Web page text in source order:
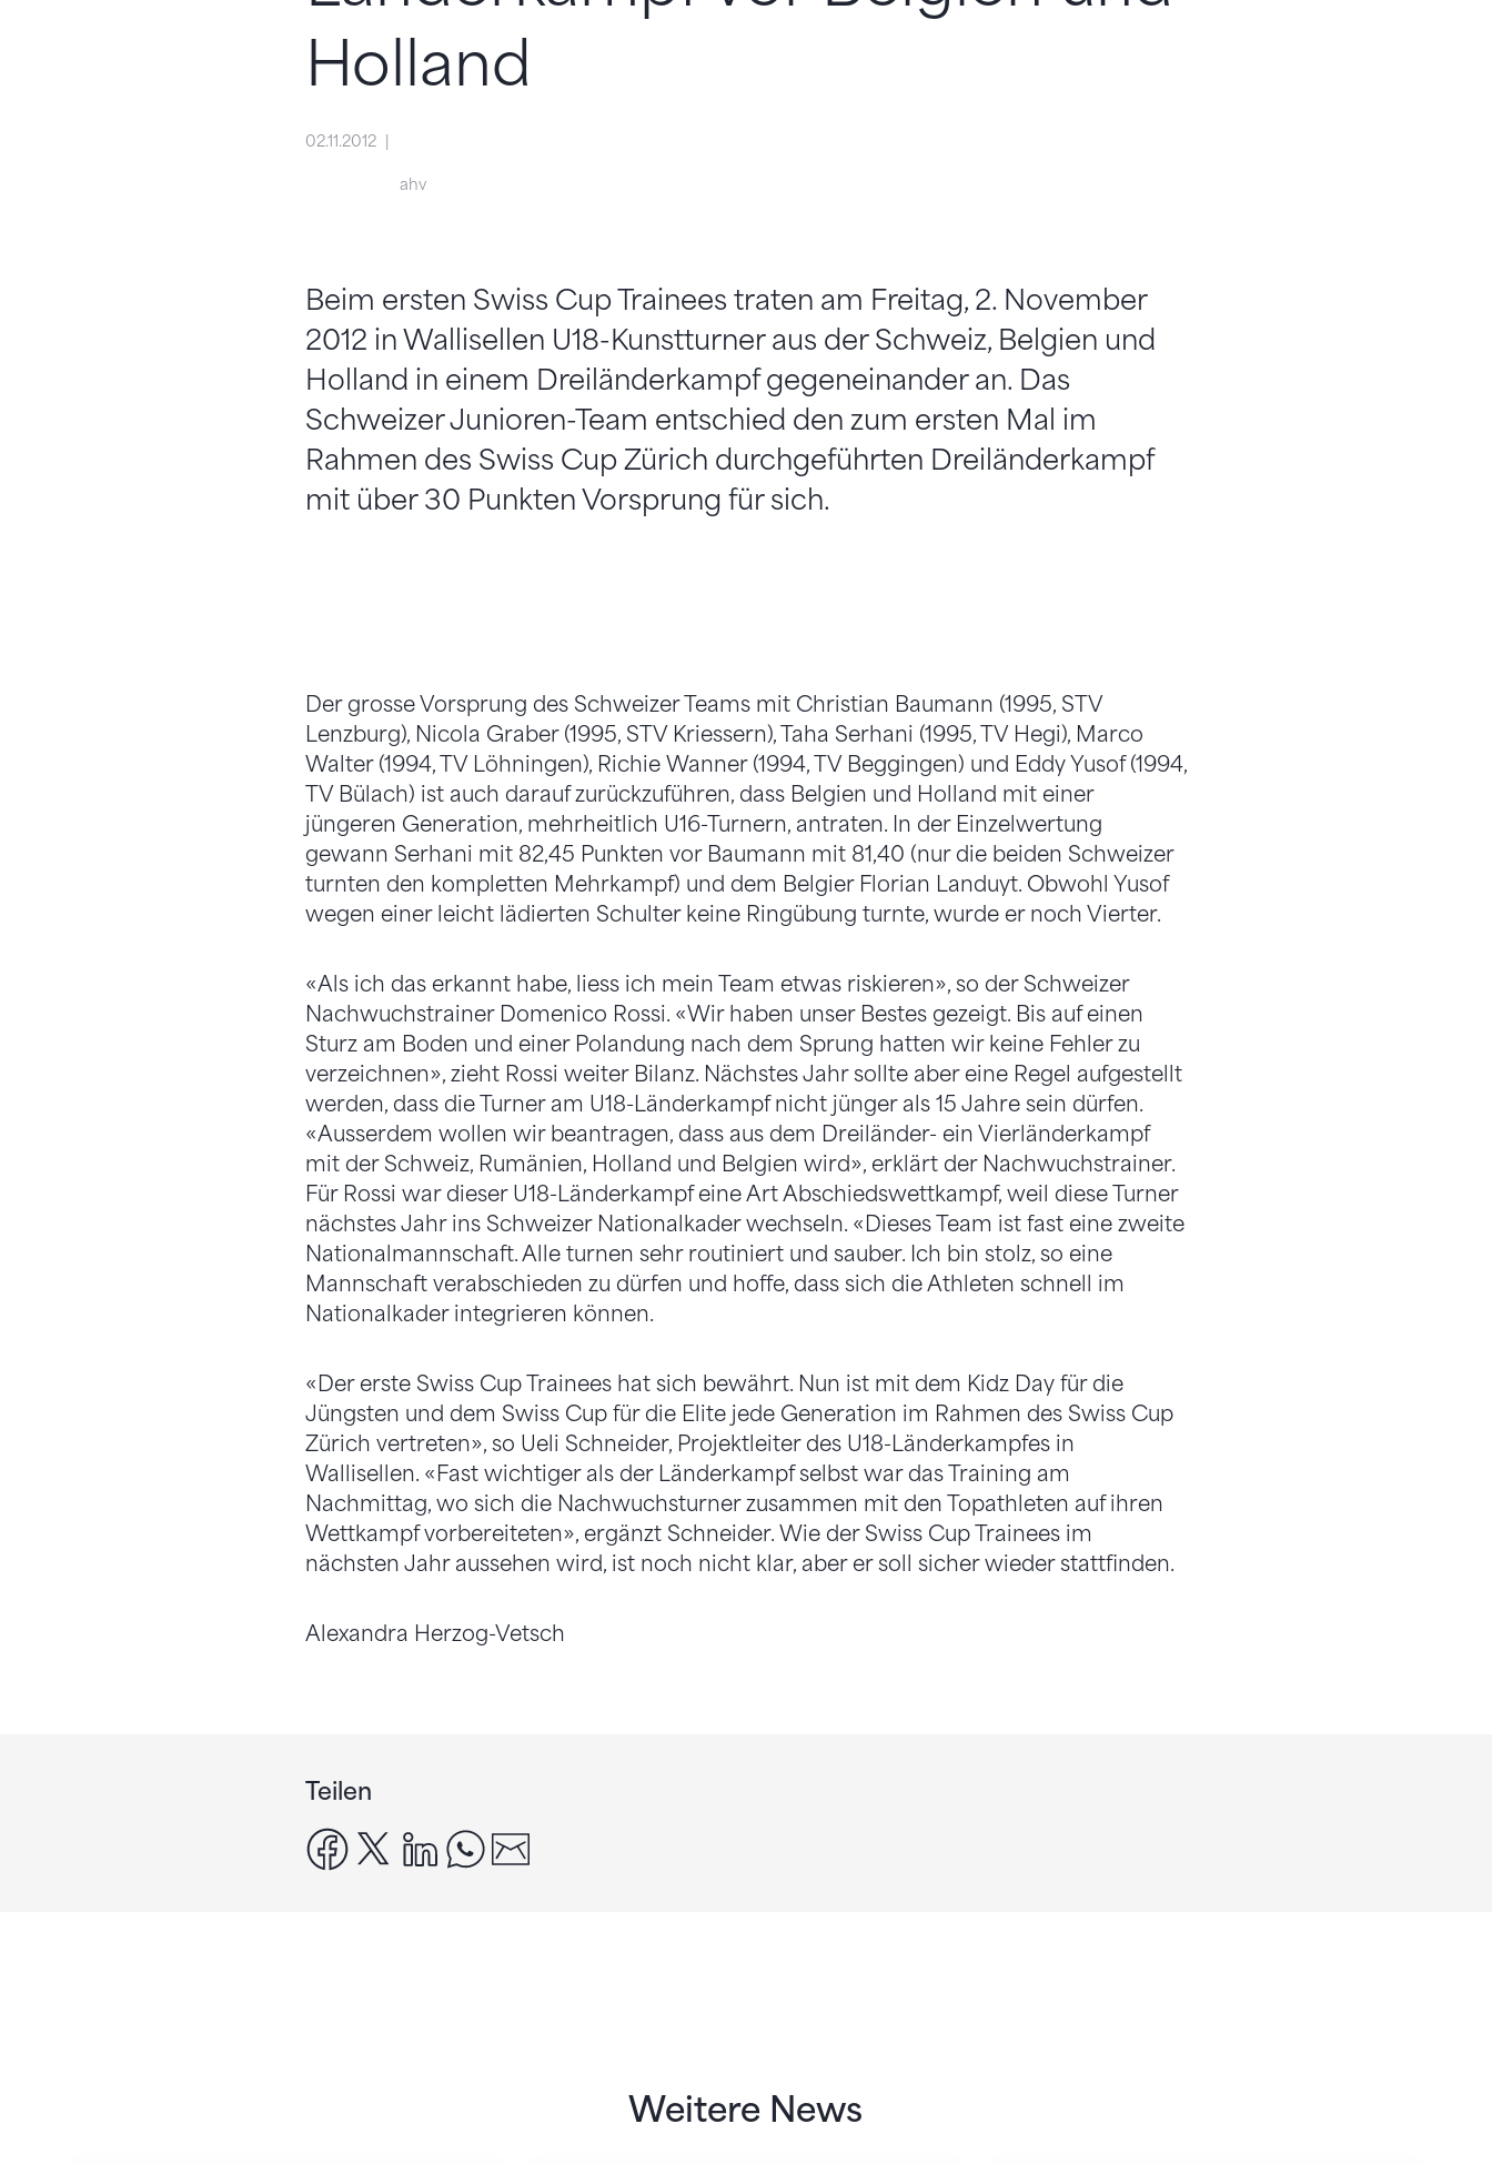
Holland
02.11.2012
ahv
Beim ersten Swiss Cup Trainees traten am Freitag, 2. November
2012 in Wallisellen U18-Kunstturner aus der Schweiz, Belgien und
Holland in einem Dreiländerkampf gegeneinander an. Das
Schweizer Junioren-Team entschied den zum ersten Mal im
Rahmen des Swiss Cup Zürich durchgeführten Dreiländerkampf
mit über 30 Punkten Vorsprung für sich.
Der grosse Vorsprung des Schweizer Teams mit Christian Baumann (1995, STV
Lenzburg), Nicola Graber (1995, STV Kriessern), Taha Serhani (1995, TV Hegi), Marco
Walter (1994, TV Löhningen), Richie Wanner (1994, TV Beggingen) und Eddy Yusof (1994,
TV Bülach) ist auch darauf zurückzuführen, dass Belgien und Holland mit einer
jüngeren Generation, mehrheitlich U16-Turnern, antraten. In der Einzelwertung
gewann Serhani mit 82,45 Punkten vor Baumann mit 81,40 (nur die beiden Schweizer
turnten den kompletten Mehrkampf) und dem Belgier Florian Landuyt. Obwohl Yusof
wegen einer leicht lädierten Schulter keine Ringübung turnte, wurde er noch Vierter.
«Als ich das erkannt habe, liess ich mein Team etwas riskieren», so der Schweizer
Nachwuchstrainer Domenico Rossi. «Wir haben unser Bestes gezeigt. Bis auf einen
Sturz am Boden und einer Polandung nach dem Sprung hatten wir keine Fehler zu
verzeichnen», zieht Rossi weiter Bilanz. Nächstes Jahr sollte aber eine Regel aufgestellt
werden, dass die Turner am U18-Länderkampf nicht jünger als 15 Jahre sein dürfen.
«Ausserdem wollen wir beantragen, dass aus dem Dreiländer- ein Vierländerkampf
mit der Schweiz, Rumänien, Holland und Belgien wird», erklärt der Nachwuchstrainer.
Für Rossi war dieser U18-Länderkampf eine Art Abschiedswettkampf, weil diese Turner
nächstes Jahr ins Schweizer Nationalkader wechseln. «Dieses Team ist fast eine zweite
Nationalmannschaft. Alle turnen sehr routiniert und sauber. Ich bin stolz, so eine
Mannschaft verabschieden zu dürfen und hoffe, dass sich die Athleten schnell im
Nationalkader integrieren können.
«Der erste Swiss Cup Trainees hat sich bewährt. Nun ist mit dem Kidz Day für die
Jüngsten und dem Swiss Cup für die Elite jede Generation im Rahmen des Swiss Cup
Zürich vertreten», so Ueli Schneider, Projektleiter des U18-Länderkampfes in
Wallisellen. «Fast wichtiger als der Länderkampf selbst war das Training am
Nachmittag, wo sich die Nachwuchsturner zusammen mit den Topathleten auf ihren
Wettkampf vorbereiteten», ergänzt Schneider. Wie der Swiss Cup Trainees im
nächsten Jahr aussehen wird, ist noch nicht klar, aber er soll sicher wieder stattfinden.
Alexandra Herzog-Vetsch
Teilen
facebook
x linkedinwhatsapp
Weitere News